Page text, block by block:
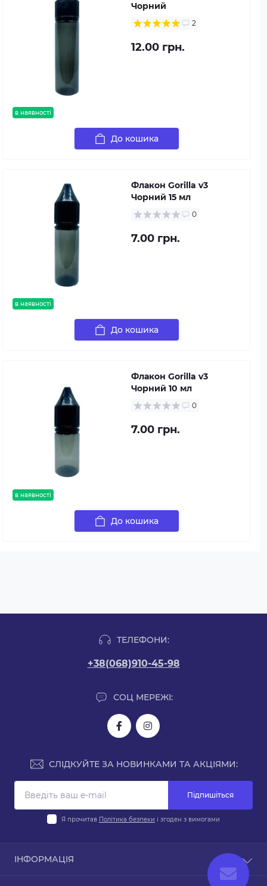
в наявності
Чорний
2
12.00 грн.
До кошика
в наявності
Флакон Gorilla v3
Чорний 15 мл
0
7.00 грн.
До кошика
в наявності
Флакон Gorilla v3
Чорний 10 мл
0
7.00 грн.
До кошика
ТЕЛЕФОНИ:
+38(068)910-45-98
СОЦ МЕРЕЖІ:
СЛІДКУЙТЕ ЗА НОВИНКАМИ ТА АКЦІЯМИ:
Підпишіться
Я прочитав Політика безпеки і згоден з вимогами
ІНФОРМАЦІЯ